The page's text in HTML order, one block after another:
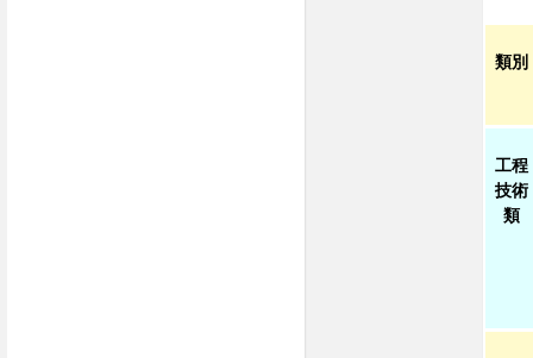
類別
工程
技術
類